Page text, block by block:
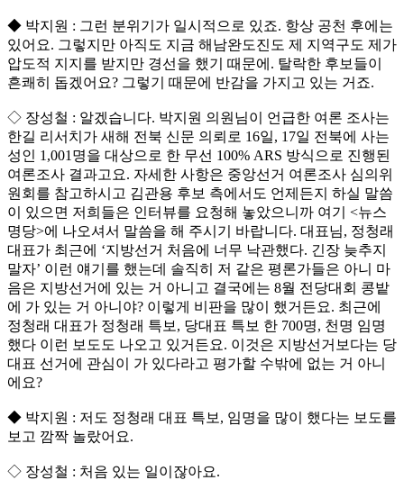
◆ 박지원 : 그런 분위기가 일시적으로 있죠. 항상 공천 후에는
있어요. 그렇지만 아직도 지금 해남완도진도 제 지역구도 제가
압도적 지지를 받지만 경선을 했기 때문에. 탈락한 후보들이
흔쾌히 돕겠어요? 그렇기 때문에 반감을 가지고 있는 거죠.
◇ 장성철 : 알겠습니다. 박지원 의원님이 언급한 여론 조사는
한길 리서치가 새해 전북 신문 의뢰로 16일, 17일 전북에 사는
성인 1,001명을 대상으로 한 무선 100% ARS 방식으로 진행된
여론조사 결과고요. 자세한 사항은 중앙선거 여론조사 심의위
원회를 참고하시고 김관용 후보 측에서도 언제든지 하실 말씀
이 있으면 저희들은 인터뷰를 요청해 놓았으니까 여기 <뉴스
명당>에 나오셔서 말씀을 해 주시기 바랍니다. 대표님, 정청래
대표가 최근에 ‘지방선거 처음에 너무 낙관했다. 긴장 늦추지
말자’ 이런 얘기를 했는데 솔직히 저 같은 평론가들은 아니 마
음은 지방선거에 있는 거 아니고 결국에는 8월 전당대회 콩밭
에 가 있는 거 아니야? 이렇게 비판을 많이 했거든요. 최근에
정청래 대표가 정청래 특보, 당대표 특보 한 700명, 천명 임명
했다 이런 보도도 나오고 있거든요. 이것은 지방선거보다는 당
대표 선거에 관심이 가 있다라고 평가할 수밖에 없는 거 아니
에요?
◆ 박지원 : 저도 정청래 대표 특보, 임명을 많이 했다는 보도를
보고 깜짝 놀랐어요.
◇ 장성철 : 처음 있는 일이잖아요.